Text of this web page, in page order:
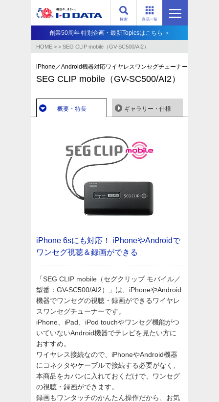
商品一覧
検索
創業50周年 特別企画・最新Topicsはこちら ＞
HOME > > SEG CLIP mobile（GV-SC500/AI2）
iPhone／Android機器対応ワイヤレスワンセグチューナー
SEG CLIP mobile（GV-SC500/AI2）
概要・特長 ギャラリー・仕様
iPhone 6sにも対応！
iPhoneやAndroidで
ワンセグ視聴＆録画ができる
「SEG CLIP mobile（セグクリップ モバイル／
型番：GV-SC500/AI2）」は、iPhoneやAndroid
機器でワンセグの視聴・録画ができるワイヤレ
スワンセグチューナーです。
iPhone、iPad、iPod touchやワンセグ機能がつ
いていないAndroid機器でテレビを見たい方に
おすすめ。
ワイヤレス接続なので、iPhoneやAndroid機器
にコネクタやケーブルで接続する必要がなく、
本商品をカバンに入れておくだけで、ワンセグ
の視聴・録画ができます。
録画もワンタッチのかんたん操作だから、お気